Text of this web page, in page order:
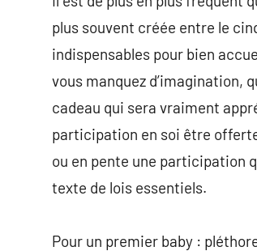
plus souvent créée entre le
indispensables pour bien
vous manquez d’imagination,
cadeau qui sera vraiment
participation en soi être
ou en pente une participation
texte de lois essentiels.
Pour un premier baby :